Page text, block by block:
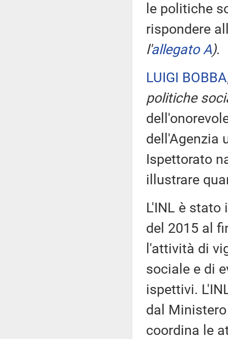
le politiche
rispondere
l'allegato A).
LUIGI BOBBA
politiche
dell'Agenzia
Ispettorato
illustrare
L'INL è
del 2015 al
l'attività di
sociale e di
ispettivi.
dal
coordina le